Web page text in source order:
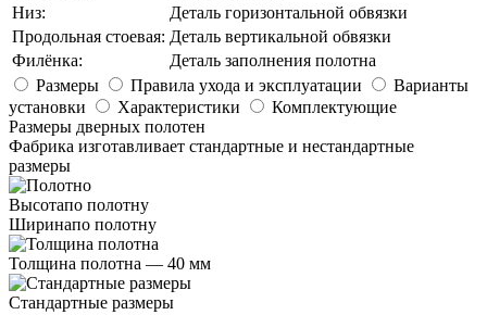
Низ:
Деталь горизонтальной обвязки
Продольная стоевая: Деталь вертикальной обвязки
Филёнка:
Деталь заполнения полотна
Размеры
Правила ухода и эксплуатации
Варианты
установки
Характеристики
Комплектующие
Размеры дверных полотен
Фабрика изготавливает стандартные и нестандартные
размеры
Высотапо полотну
Ширинапо полотну
Толщина полотна — 40 мм
Стандартные размеры